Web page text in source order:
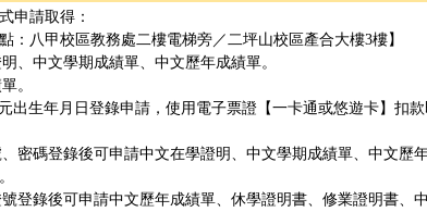
申請取得：
八甲校區教務處二樓電梯旁／二坪山校區產合大樓3樓】
中文學期成績單、中文歷年成績單。
。
生年月日登錄申請，使用電子票證【一卡通或悠遊卡】扣款
碼登錄後可申請中文在學證明、中文學期成績單、中文歷
錄後可申請中文歷年成績單、休學證明書、修業證明書、